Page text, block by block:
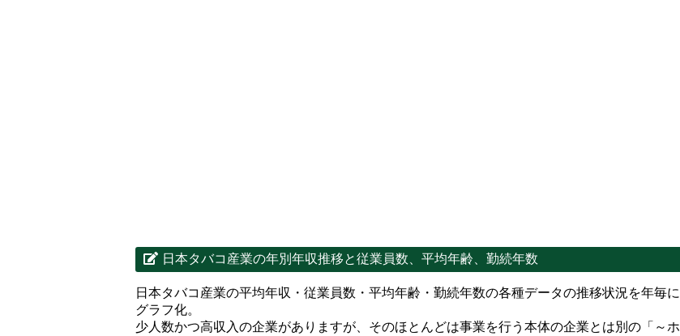
日本タバコ産業の年別年収推移と従業員数、平均年齢、勤続年数
日本タバコ産業の平均年収・従業員数・平均年齢・勤続年数の各種データの推移状況を年毎に
グラフ化。
少人数かつ高収入の企業がありますが、そのほとんどは事業を行う本体の企業とは別の「～ホ